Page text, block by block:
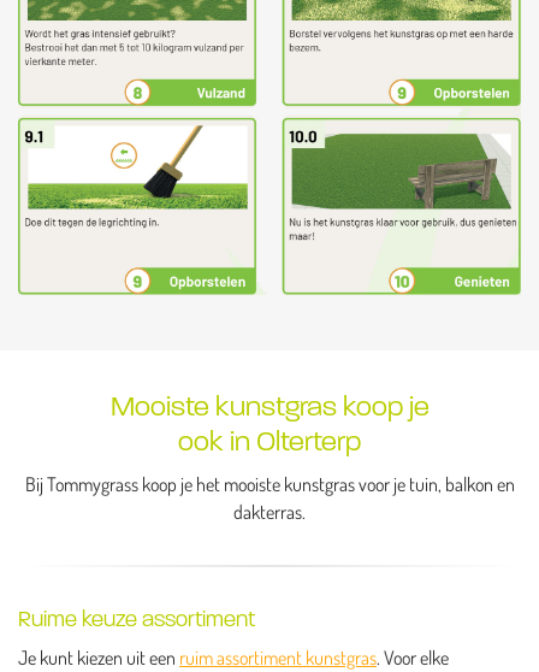
Mooiste kunstgras koop je
ook in Olterterp
Bij Tommygrass koop je het mooiste kunstgras voor je tuin, balkon en
dakterras.
Ruime keuze assortiment
Je kunt kiezen uit een ruim assortiment kunstgras. Voor elke